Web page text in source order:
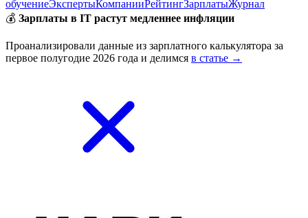
обучениеЭкспертыКомпанииРейтингЗарплатыЖурнал
💰 Зарплаты в IT растут медленнее инфляции
Проанализировали данные из зарплатного калькулятора за
первое полугодие 2026 года и делимся в статье →